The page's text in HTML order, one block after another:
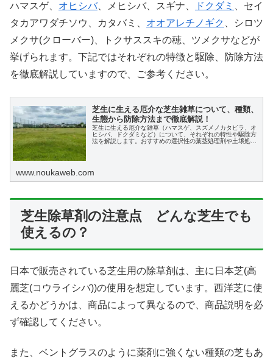
ハマスゲ、 オヒシバ、メヒシバ、スギナ、 ドクダミ
、セイ
タカアワダチソウ、カタバミ、 オオアレチノギク
、シロツ
メクサ(クローバー)、トクサススキの穂、ツメクサなどが
挙げられます。下記ではそれぞれの特徴と駆除、防除方法
を徹底解説していますので、ご参考ください。
芝生に生える厄介な芝生雑草について、種類、
生態から防除方法まで徹底解説！
芝生に生える厄介な雑草（ハマスゲ、スズメノカタビラ、オ
ヒシバ、ドクダミなど）について、それぞれの特性や駆除方
法を解説します。おすすめの選択性の葉茎処理剤や土壌処理
www.noukaweb.com
芝生除草剤の注意点 どんな芝生でも
使えるの？
日本で販売されている芝生用の除草剤は、主に日本芝(高
麗芝(コウライシバ))の使用を想定しています。西洋芝に使
えるかどうかは、商品によって異なるので、商品説明を必
ず確認してください。
また、ベントグラスのように薬剤に強くない種類の芝もあ